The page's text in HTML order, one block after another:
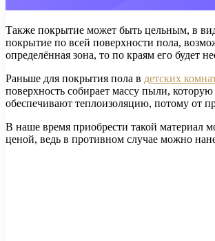
​Также покрытие может быть цельным, в
покрытие по всей поверхности пола,
определённая зона, то по краям его будет
​Раньше для покрытия пола в детских
поверхность собирает массу пыли,
обеспечивают теплоизоляцию, потому от
​В наше время приобрести такой материал
ценой, ведь в противном случае можно